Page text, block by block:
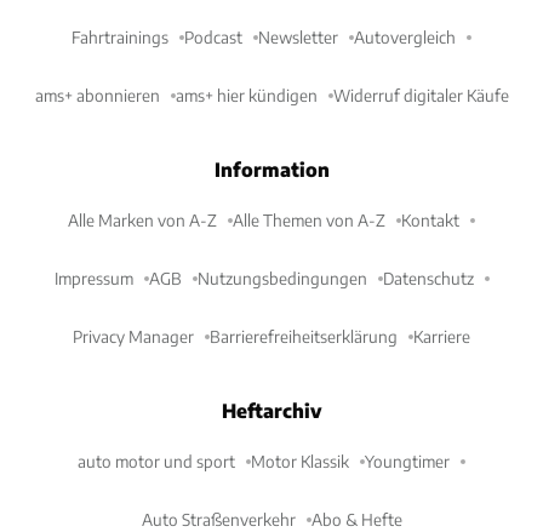
Fahrtrainings Podcast Newsletter Autovergleich
ams+ abonnieren ams+ hier kündigen Widerruf digitaler Käufe
Information
Alle Marken von A-Z Alle Themen von A-Z Kontakt
Impressum AGB Nutzungsbedingungen Datenschutz
Privacy Manager Barrierefreiheitserklärung Karriere
Heftarchiv
auto motor und sport Motor Klassik Youngtimer
Auto Straßenverkehr Abo & Hefte